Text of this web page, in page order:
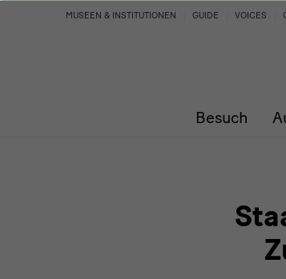
Staatliche
Besuch
MUSEEN & INSTITUTIONEN GUIDE VOICES